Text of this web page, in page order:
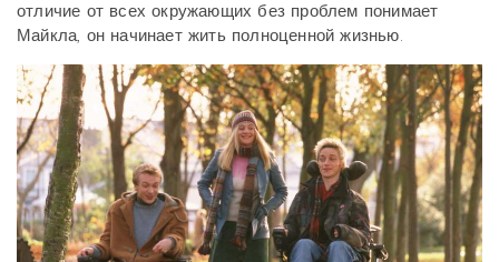
отличие от всех окружающих без проблем понимает
Майкла, он начинает жить полноценной жизнью.